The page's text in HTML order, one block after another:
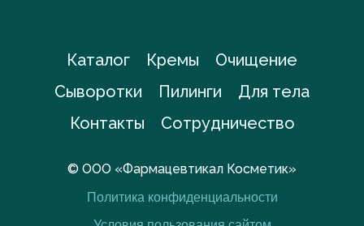
Каталог Кремы
Очищение
Сыворотки
Пилинги
Для тела
Контакты
Сотрудничество
© ООО «Фармацевтикал Косметик»
Политика конфиденциальности